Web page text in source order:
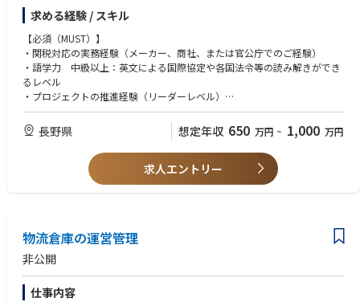
【ポジションの魅力】
メーカー本体の主管部門として、関税・通商領域の高度な専門性を発揮し
ながら、グローバルな事業部や海外拠点と連携し、制度設計から運用まで
一貫して主導できる点が魅力です。経済安全保障の最前線で、関税制度や
国際交渉の動向を踏まえた仕組みづくりに携われるほか、海外出張の機会
も多く、キャリアの広がりを実感できる環境です。
求める経験 / スキル
【必須（MUST）】
・関税対応の実務経験（メーカー、商社、または官公庁でのご経験）
・語学力 中級以上：英文による国際協定や各国法令等の読み解きができ
るレベル
・プロジェクトの推進経験（リーダーレベル）
【歓迎（WANT）】
・通関士資格保有かつ貿易実務経験3年以上、または貿易実務経験5年以上
・国際通商に関わる各国動向や法規制等のモニタリング経験
・各種渉外折衝経験（経済産業省、財務省関税局、税関、業界団体等）
・当社製品との関連が深い電気・機械・化学工学に関する知識
長野県 想定年収 650 万円 ~ 1,000 万円
求人エントリー
物流倉庫の運営管理
非公開
仕事内容